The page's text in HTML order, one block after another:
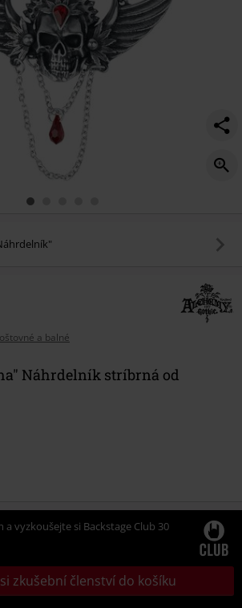
a balné
Náhrdelník stríbrná od
vyzkoušejte si Backstage Club 30
zkušební členství do košíku